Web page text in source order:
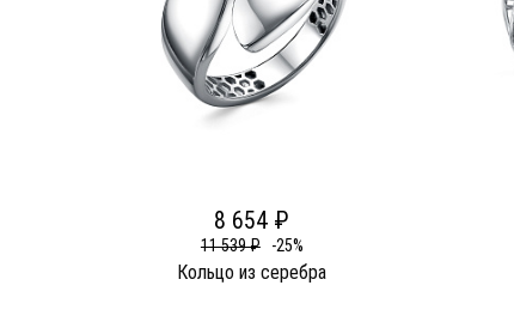
8 654 ₽
11 539 ₽ -25%
Кольцо из серебра